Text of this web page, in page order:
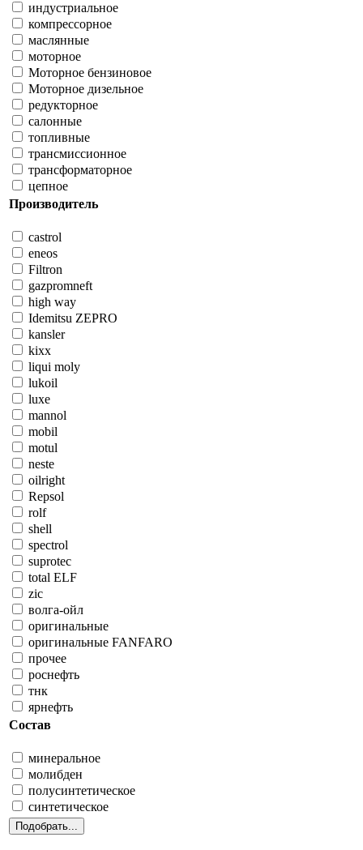
индустриальное
компрессорное
маслянные
моторное
Моторное бензиновое
Моторное дизельное
редукторное
салонные
топливные
трансмиссионное
трансформаторное
цепное
Производитель
castrol
eneos
Filtron
gazpromneft
high way
Idemitsu ZEPRO
kansler
kixx
liqui moly
lukoil
luxe
mannol
mobil
motul
neste
oilright
Repsol
rolf
shell
spectrol
suprotec
total ELF
zic
волга-ойл
оригинальные
оригинальные FANFARO
прочее
роснефть
тнк
ярнефть
Состав
минеральное
молибден
полусинтетическое
синтетическое